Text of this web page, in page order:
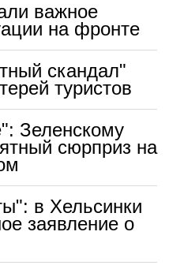
важное
на фронте
скандал"
туристов
Зеленскому
сюрприз на
в Хельсинки
заявление о